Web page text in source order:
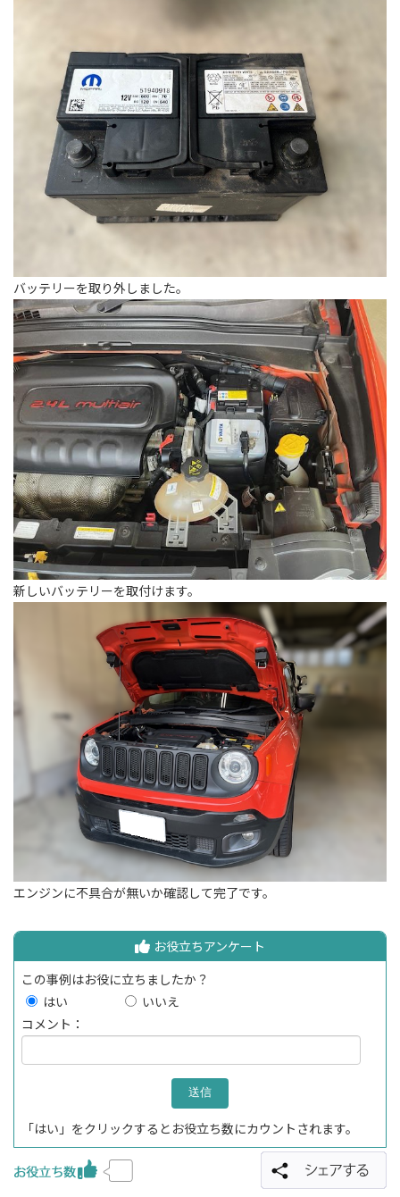
バッテリーを取り外しました。
新しいバッテリーを取付けます。
エンジンに不具合が無いか確認して完了です。
お役立ちアンケート
この事例はお役に立ちましたか？
はい
いいえ
コメント：
「はい」をクリックするとお役立ち数にカウントされます。